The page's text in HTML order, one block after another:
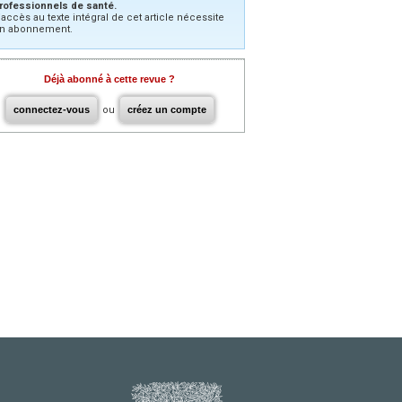
de santé.
au texte intégral de cet article nécessite
abonnement.
Déjà abonné à cette revue ?
connectez-vous ou créez un compte